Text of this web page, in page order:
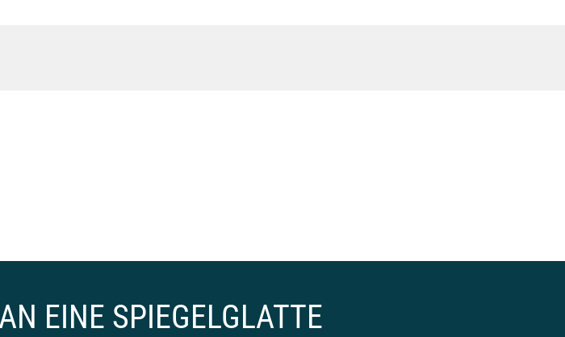
EINE SPIEGELGLATTE